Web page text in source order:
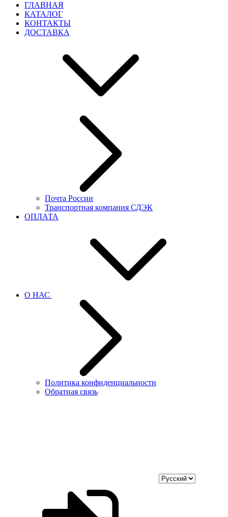
ГЛАВНАЯ
КАТАЛОГ
КОНТАКТЫ
ДОСТАВКА
Почта России
Транспортная компания СДЭК
ОПЛАТА
О НАС
Политика конфиденциальности
Обратная связь